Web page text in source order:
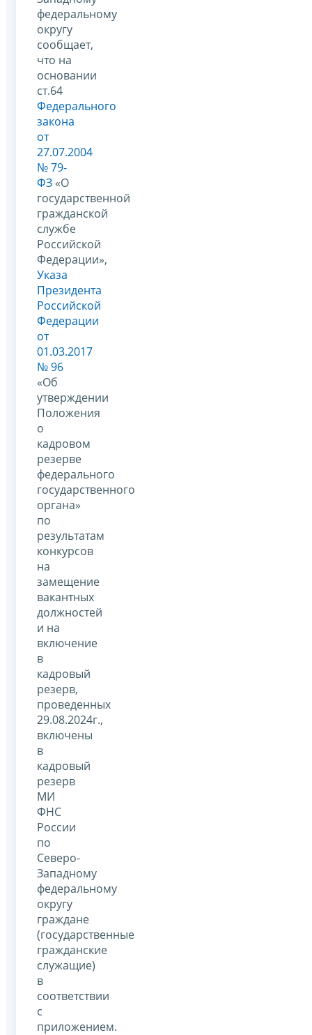
федеральному
округу
сообщает,
что на
основании
ст.64
Федерального
закона
от
27.07.2004
№ 79-
ФЗ «О
государственной
гражданской
службе
Российской
Федерации»,
Указа
Президента
Российской
Федерации
от
01.03.2017
№ 96
«Об
утверждении
Положения
о
кадровом
резерве
федерального
государственного
органа»
по
результатам
конкурсов
на
замещение
вакантных
должностей
и на
включение
в
кадровый
резерв,
проведенных
29.08.2024г.,
включены
в
кадровый
резерв
МИ
ФНС
России
по
Северо-
Западному
федеральному
округу
граждане
(государственные
гражданские
служащие)
в
соответствии
с
приложением.